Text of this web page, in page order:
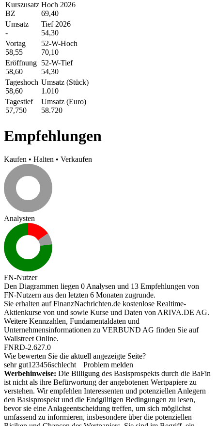
Kurszusatz
BZ
Hoch 2026
69,40
Umsatz
-
Tief 2026
54,30
Vortag
58,55
52-W-Hoch
70,10
Eröffnung
58,60
52-W-Tief
54,30
Tageshoch
58,60
Umsatz (Stück)
1.010
Tagestief
57,750
Umsatz (Euro)
58.720
Empfehlungen
Kaufen • Halten • Verkaufen
Analysten
FN-Nutzer
Den Diagrammen liegen 0 Analysen und 13 Empfehlungen von
FN-Nutzern aus den letzten 6 Monaten zugrunde.
Sie erhalten auf FinanzNachrichten.de kostenlose Realtime-
Aktienkurse von und sowie Kurse und Daten von ARIVA.DE AG.
Weitere Kennzahlen, Fundamentaldaten und
Unternehmensinformationen zu VERBUND AG finden Sie auf
Wallstreet Online.
FNRD-2.627.0
Wie bewerten Sie die aktuell angezeigte Seite?
sehr gut1 23456schlecht
Problem melden
Werbehinweise: Die Billigung des Basisprospekts durch die BaFin
ist nicht als ihre Befürwortung der angebotenen Wertpapiere zu
verstehen. Wir empfehlen Interessenten und potenziellen Anlegern
den Basisprospekt und die Endgültigen Bedingungen zu lesen,
bevor sie eine Anlageentscheidung treffen, um sich möglichst
umfassend zu informieren, insbesondere über die potenziellen